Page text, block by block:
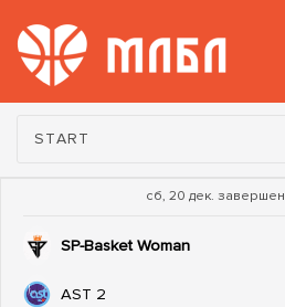
Турнир:
START
сб, 20 дек. завершен
SP-Basket Woman
AST 2